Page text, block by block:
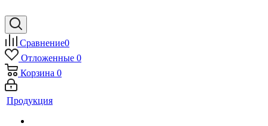
Сравнение0
Отложенные 0
Корзина 0
Продукция